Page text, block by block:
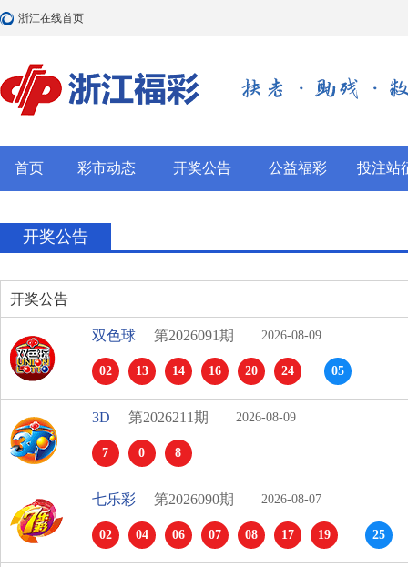
浙江在线首页
首页 彩市动态 开奖公告 公益福彩 投注站
开奖公告